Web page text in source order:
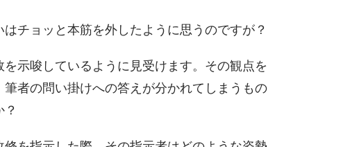
はチョッと本筋を外したように思うのですが？
示唆しているように見受けます。その観点を
者の問い掛けへの答えが分かれてしまうもの